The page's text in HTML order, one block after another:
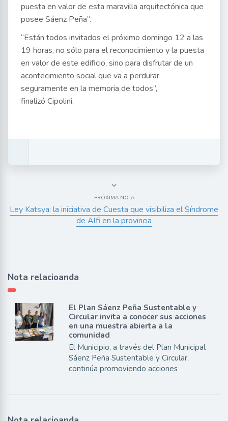
puesta en valor de esta maravilla arquitectónica que
posee Sáenz Peña”.
“Están todos invitados el próximo domingo 12 a las
19 horas, no sólo para el reconocimiento y la puesta
en valor de este edificio, sino para disfrutar de un
acontecimiento social que va a perdurar
seguramente en la memoria de todos”,
finalizó Cipolini.
PRÓXIMA NOTA
Ley Katsya: la iniciativa de Cuesta que visibiliza el Síndrome
de Alfi en la provincia
Nota relacioanda
El Plan Sáenz Peña Sustentable y
Circular invita a conocer sus acciones
en una muestra abierta a la
comunidad
El Municipio, a través del Plan Municipal
Sáenz Peña Sustentable y Circular,
continúa promoviendo acciones